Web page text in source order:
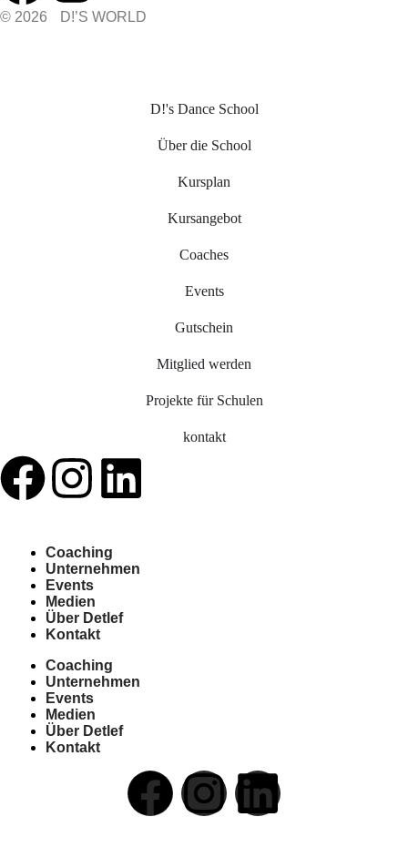
© 2026 D!’S WORLD
D!'s Dance School
Über die School
Kursplan
Kursangebot
Coaches
Events
Gutschein
Mitglied werden
Projekte für Schulen
kontakt
Coaching
Unternehmen
Events
Medien
Über Detlef
Kontakt
Coaching
Unternehmen
Events
Medien
Über Detlef
Kontakt